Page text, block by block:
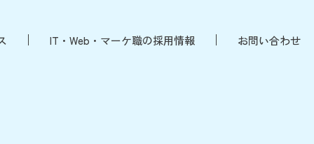
IT・Web・マーケ職の採用情報 お問い合わせ